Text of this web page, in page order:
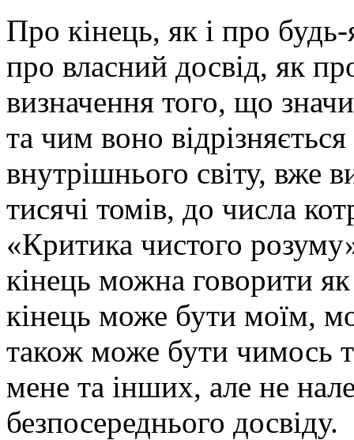
Про кінець, як і про
про власний досвід, як
визначення того, що
та чим воно
внутрішнього світу, вже
тисячі томів, до числа
«Критика чистого
кінець можна говорити
кінець може бути моїм,
також може бути чимось
мене та інших, але не
безпосереднього досвіду.